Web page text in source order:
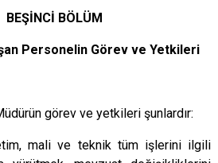
BEŞİNCİ BÖLÜM
Personelin Görev ve Yetkileri
görev ve yetkileri şunlardır:
mali ve teknik tüm işlerini ilgili